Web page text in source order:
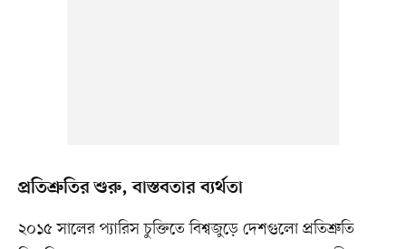
প্রতিশ্রুতির শুরু, বাস্তবতার ব্যর্থতা
২০১৫ সালের প্যারিস চুক্তিতে বিশ্বজুড়ে দেশগুলো প্রতিশ্রুতি